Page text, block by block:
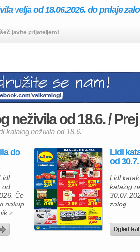
velja od 18.06.2026. do prdaje
javite prijateljem!
neživila od 18.6. / Prej
katalog neživila od 18.6.'
do
od
Če
nakup
z
v
Lidl
od 30.7.
Lidl
katalog
zalog.